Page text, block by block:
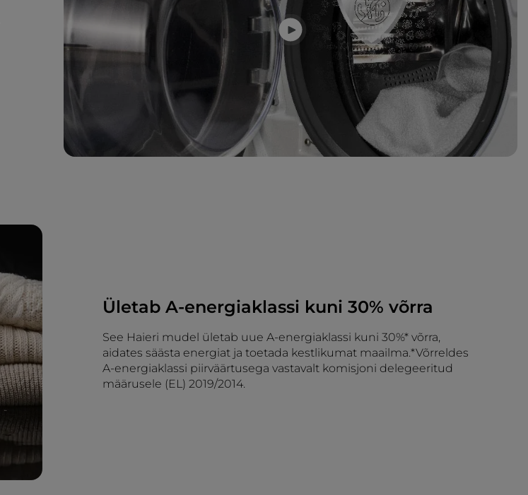
Ületab A-energiaklassi kuni 30% võrra
See Haieri mudel ületab uue A-energiaklassi kuni 30%* võrra,
aidates säästa energiat ja toetada kestlikumat maailma.*Võrreldes
A-energiaklassi piirväärtusega vastavalt komisjoni delegeeritud
määrusele (EL) 2019/2014.